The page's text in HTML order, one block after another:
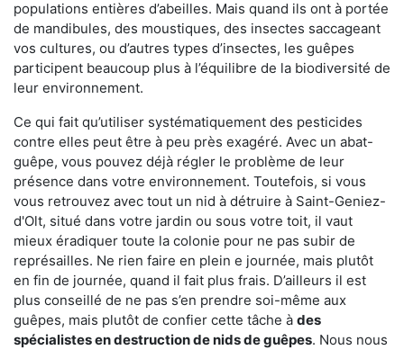
populations entières d’abeilles. Mais quand ils ont à portée
de mandibules, des moustiques, des insectes saccageant
vos cultures, ou d’autres types d’insectes, les guêpes
participent beaucoup plus à l’équilibre de la biodiversité de
leur environnement.
Ce qui fait qu’utiliser systématiquement des pesticides
contre elles peut être à peu près exagéré. Avec un abat-
guêpe, vous pouvez déjà régler le problème de leur
présence dans votre environnement. Toutefois, si vous
vous retrouvez avec tout un nid à détruire à Saint-Geniez-
d'Olt, situé dans votre jardin ou sous votre toit, il vaut
mieux éradiquer toute la colonie pour ne pas subir de
représailles. Ne rien faire en plein e journée, mais plutôt
en fin de journée, quand il fait plus frais. D’ailleurs il est
plus conseillé de ne pas s’en prendre soi-même aux
guêpes, mais plutôt de confier cette tâche à des
spécialistes en destruction de nids de guêpes. Nous nous